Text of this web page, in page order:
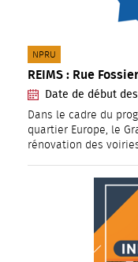
REIMS : Rue Fossier
Date de début
Dans le cadre du
quartier Europe, le
rénovation des
CATÉGORIE(S) :
NPRU